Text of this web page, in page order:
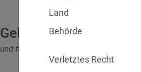
Geldbußen für
und für Verletzungen anderer
Land
Behörde
Verletztes Recht